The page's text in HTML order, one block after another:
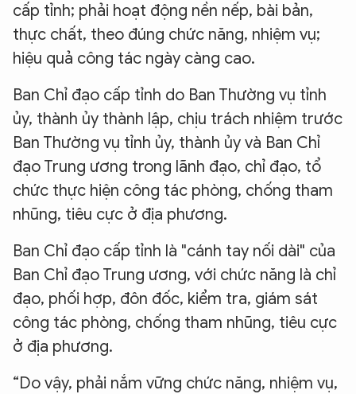
cấp tỉnh; phải hoạt động nền nếp, bài bản,
thực chất, theo đúng chức năng, nhiệm vụ;
hiệu quả công tác ngày càng cao.
Ban Chỉ đạo cấp tỉnh do Ban Thường vụ tỉnh
ủy, thành ủy thành lập, chịu trách nhiệm trước
Ban Thường vụ tỉnh ủy, thành ủy và Ban Chỉ
đạo Trung ương trong lãnh đạo, chỉ đạo, tổ
chức thực hiện công tác phòng, chống tham
nhũng, tiêu cực ở địa phương.
Ban Chỉ đạo cấp tỉnh là "cánh tay nối dài" của
Ban Chỉ đạo Trung ương, với chức năng là chỉ
đạo, phối hợp, đôn đốc, kiểm tra, giám sát
công tác phòng, chống tham nhũng, tiêu cực
ở địa phương.
“Do vậy, phải nắm vững chức năng, nhiệm vụ,